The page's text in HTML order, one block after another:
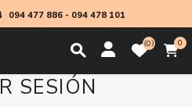
094 477 886- 094 478 101
0 0
SESIÓN